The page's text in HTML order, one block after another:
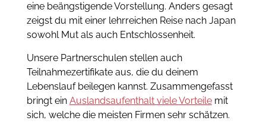
eine beängstigende Vorstellung. Anders gesagt
zeigst du mit einer lehrreichen Reise nach Japan
sowohl Mut als auch Entschlossenheit.
Unsere Partnerschulen stellen auch
Teilnahmezertifikate aus, die du deinem
Lebenslauf beilegen kannst. Zusammengefasst
bringt ein Auslandsaufenthalt viele Vorteilemit
sich, welche die meisten Firmen sehr schätzen.